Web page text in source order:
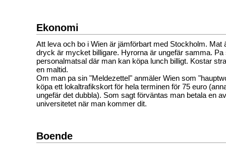
Ekonomi
Att leva och bo i Wien är jämförbart med Stockholm. Mat
dryck är mycket billigare. Hyrorna är ungefär samma. Pa
personalmatsal där man kan köpa lunch billigt. Kostar
en maltid.
Om man pa sin "Meldezettel" anmäler Wien som
köpa ett lokaltrafikskort för hela terminen för 75 euro
ungefär det dubbla). Som sagt förväntas man betala en
universitetet när man kommer dit.
Boende